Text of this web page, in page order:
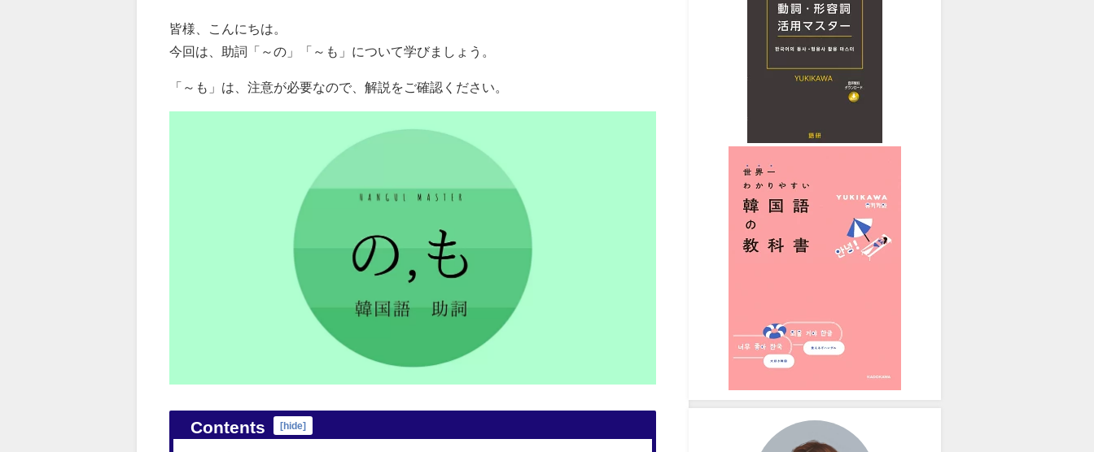
皆様、こんにちは。
今回は、助詞「～の」「～も」について学びましょう。
「～も」は、注意が必要なので、解説をご確認ください。
Contents [hide]